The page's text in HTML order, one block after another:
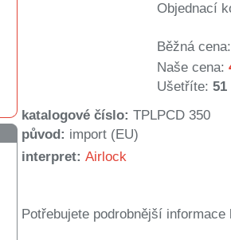
Objednací
Běžná cena:
Naše cena:
Ušetříte: 51
katalogové číslo: TPLPCD 350
původ: import (EU)
interpret: Airlock
Potřebujete podrobnější